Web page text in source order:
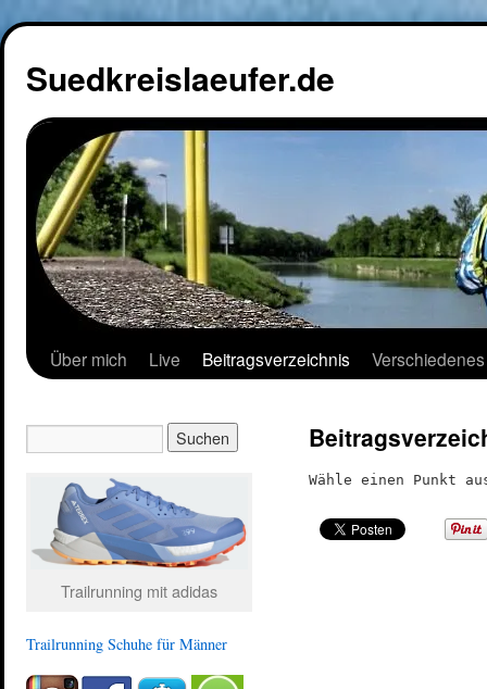
Suedkreislaeufer.de
Über mich Live Beitragsverzeichnis Verschiedenes
Wähle einen Punkt
Trailrunning mit adidas
Trailrunning Schuhe für Männer